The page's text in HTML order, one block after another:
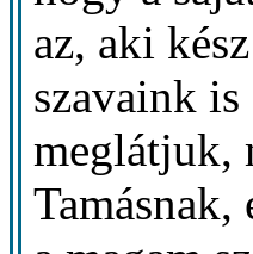
az, aki
szavaink
meglátjuk,